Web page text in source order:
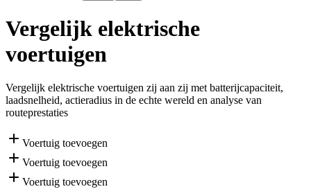
Vergelijk elektrische
voertuigen
Vergelijk elektrische voertuigen zij aan zij met batterijcapaciteit,
laadsnelheid, actieradius in de echte wereld en analyse van
routeprestaties
 Voertuig toevoegen
 Voertuig toevoegen
 Voertuig toevoegen